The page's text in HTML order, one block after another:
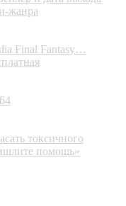
жанра
Final Fantasy…
токсичного
помощь»